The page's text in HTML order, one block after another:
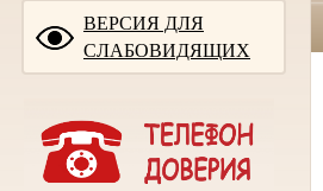
ВЕРСИЯ ДЛЯ
СЛАБОВИДЯЩИХ